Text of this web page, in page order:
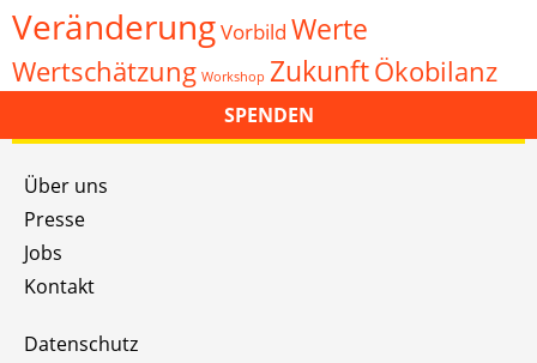
VeränderungVorbild Werte
Wertschätzung Workshop ZukunftÖkobilanz
SPENDEN
Über uns
Presse
Jobs
Kontakt
Datenschutz